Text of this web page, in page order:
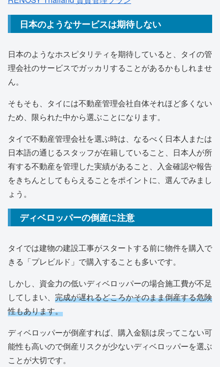
日本のようなサービスは期待しない
日本のようなホスピタリティを期待していると、タイの管
理会社のサービスでガッカリすることがあるかもしれませ
ん。
そもそも、タイには不動産管理会社自体それほど多くない
ため、限られた中から選ぶことになります。
タイで不動産管理会社を選ぶ時は、なるべく日本人または
日本語の通じるスタッフが在籍していること、日本人が所
有する不動産を管理した実績があること、入金確認や報告
をきちんとしてもらえることをポイントに、選んでみまし
ょう。
ディベロッパーの倒産に注意
タイでは建物の建設工事がスタートする前に物件を購入で
きる「プレビルド」で購入することも多いです。
しかし、資金力の低いディベロッパーの場合施工費が不足
してしまい、 完成が遅れるどころかそのまま倒産する危険
性もあります。
ディベロッパーが倒産すれば、購入金額は戻ってこない可
能性も高いので倒産リスクが少ないディベロッパーを選ぶ
ことが大切です。